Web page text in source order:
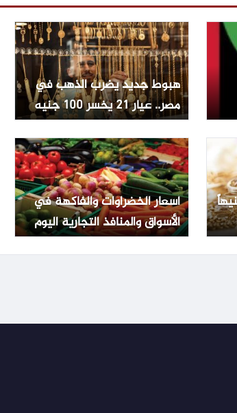
هبوط جديد يضرب الذهب في
مصر.. عيار 21 يخسر 100 جنيه
مصر 40 جنيهاً
أسعار الخضراوات والفاكهة في
الأسواق والمنافذ التجارية اليوم
الجمعة 3 يوليو 2026